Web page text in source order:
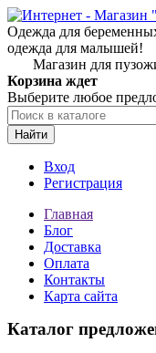
Одежда для
одежда для малышей!
Магазин для
Корзина ждет
Выберите любое
Найти
Вход
Регистрация
Главная
Блог
Доставка
Оплата
Контакты
Карта сайта
Каталог